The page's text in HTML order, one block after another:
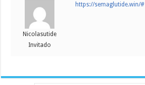
Nicolasutide
Invitado
https://semaglutide.win/#